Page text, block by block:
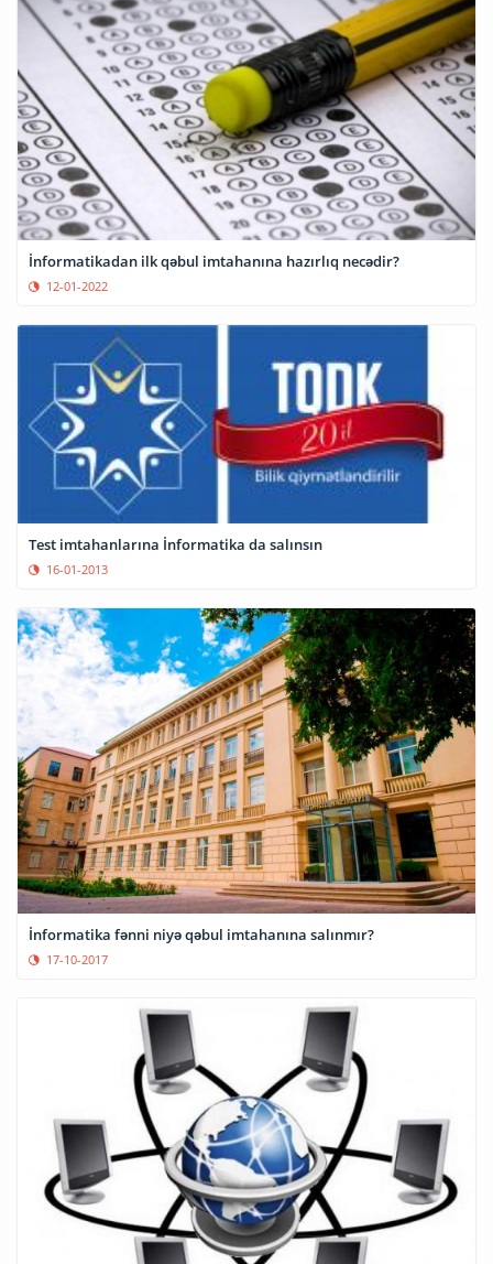
İnformatikadan ilk qəbul imtahanına hazırlıq necədir?
12-01-2022
Test imtahanlarına İnformatika da salınsın
16-01-2013
İnformatika fənni niyə qəbul imtahanına salınmır?
17-10-2017